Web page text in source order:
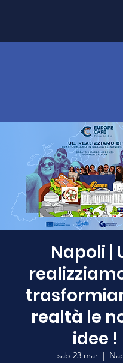
Napoli |
realtà le
idee !
sab 23 mar
  |